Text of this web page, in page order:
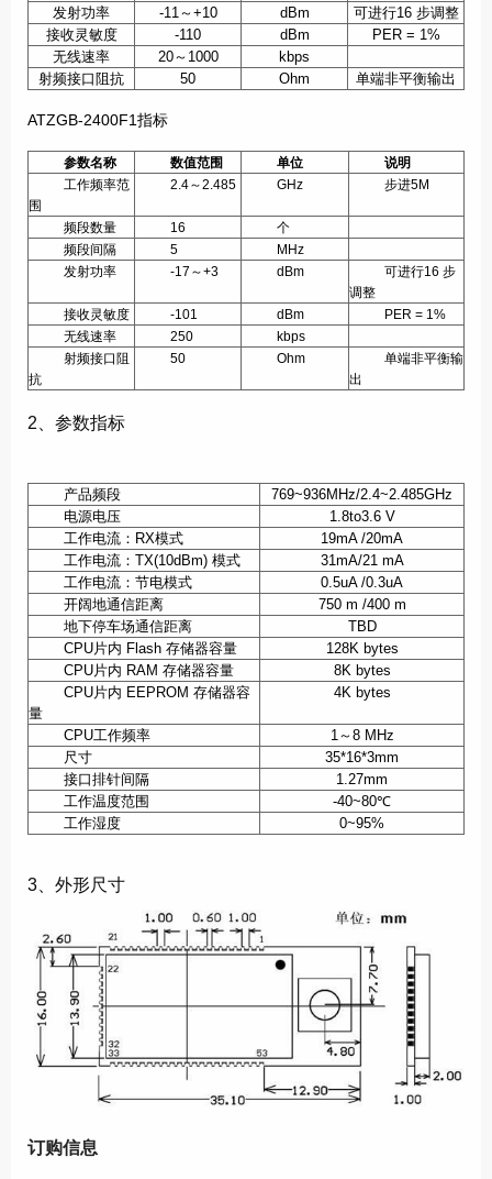
发射功率
-11～+10 dBm 可进行16 步调整
接收灵敏度
-110 dBm
PER = 1%
无线速率
20～ 1000
kbps
射频接口阻抗
50 Ohm 单端非平衡输出
ATZGB-2400F1指标
参数名称 数值范围 单位
说明
工作频率范
围
2.4～2.485 GHz 步进5M
频段数量 16
个
频段间隔
5
MHz
发射功率
-17～+3 dBm
可进行16 步
调整
接收灵敏度
-101 dBm
PER = 1%
无线速率
250
kbps
射频接口阻
抗
50 Ohm
单端非平衡输
出
2、参数指标
产品频段
769~936MHz/2.4~2.485GHz
电源电压
1.8to3.6 V
工作电流： RX模式
19mA /20mA
工作电流： TX(10dBm) 模式
31mA/21 mA
工作电流：节电模式
0.5uA /0.3uA
开阔地通信距离
750 m /400 m
地下停车场通信距离
TBD
CPU片内 Flash 存储器容量
128K bytes
CPU片内 RAM 存储器容量
8K bytes
CPU片内 EEPROM 存储器容
量
4K bytes
CPU工作频率 1～8 MHz
尺寸
35*16*3mm
接口排针间隔
1.27mm
工作温度范围
-40~80℃
工作湿度
0~95%
3、外形尺寸
订购信息